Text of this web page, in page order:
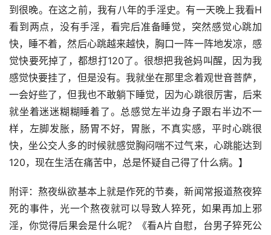
到很晚。在这之前，我有八年的手淫史。有一天晚上我看H
看到两点，没有手淫，看完后准备睡觉，突然感觉心跳加
快，睡不着，然后心跳越来越快，胸口一阵一阵地发凉，感
觉快要死掉了，都想打120了。很想把我爸妈叫醒，因为我
感觉快要挂了，但是没有。我就坐在那里念着观世音菩萨，
一会好些了，但我也不敢躺下睡觉，因为心跳很厉害，后来
就坐着迷迷糊糊睡着了。总感觉左半边身子跟右半边不一
样，左脚发胀，肠胃不好，胃胀，不真实感，平时心跳很
快，坐公交人多的时候就感觉胸闷喘不过气来，心跳能达到
120，现在生活在痛苦中，总是怀疑自己得了什么病。】
附评：熬夜纵欲基本上就是作死的节奏，新闻常报道熬夜猝
死的事件，光一个熬夜就可以导致人猝死，如果再加上邪
淫，你觉得后果会是什么呢？《看A片自慰，台男子猝死公